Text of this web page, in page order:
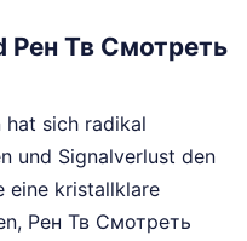
Рен Тв Смотреть
hat sich radikal
und Signalverlust den
eine kristallklare
Рен Тв Смотреть